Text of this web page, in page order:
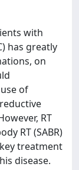
with
has greatly
on
of
RT
RT (SABR)
treatment
disease.